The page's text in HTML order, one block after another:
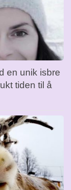
en unik isbre
tiden til å